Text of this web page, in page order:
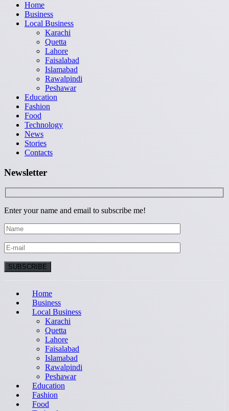
Home
Business
Local Business
Karachi
Quetta
Lahore
Faisalabad
Islamabad
Rawalpindi
Peshawar
Education
Fashion
Food
Technology
News
Stories
Contacts
Newsletter
Enter your name and email to subscribe me!
Home
Business
Local Business
Karachi
Quetta
Lahore
Faisalabad
Islamabad
Rawalpindi
Peshawar
Education
Fashion
Food